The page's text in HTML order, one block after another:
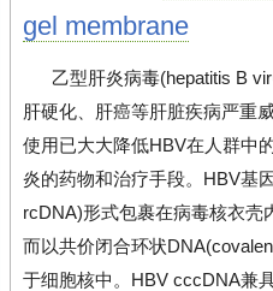
gel membrane
乙型肝炎病毒(hepatitis B
肝硬化、肝癌等肝脏疾病严重
使用已大大降低HBV在人群中
炎的药物和治疗手段。HBV基
rcDNA)形式包裹在病毒核衣壳
而以共价闭合环状
于细胞核中。HBV cccDNA兼